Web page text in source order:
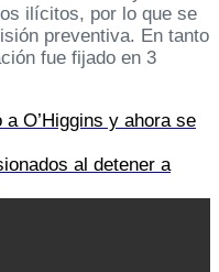
ilícitos, por lo que se
preventiva. En tanto
fue fijado en 3
O’Higgins y ahora se
al detener a